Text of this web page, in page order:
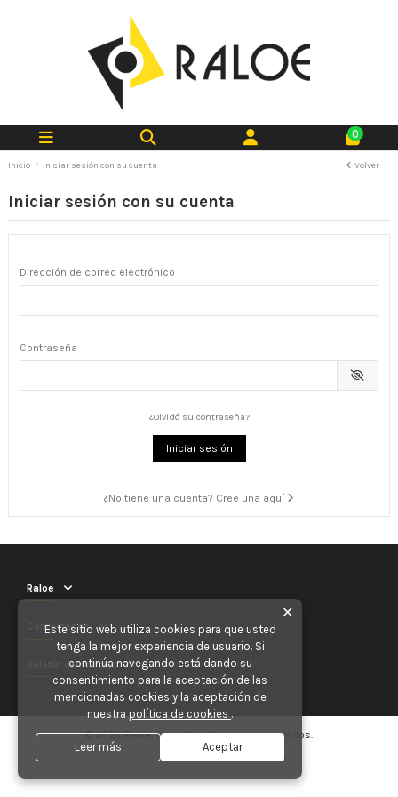
0
Inicio Iniciar sesión con su cuenta Volver
Iniciar sesión con su cuenta
Dirección de correo electrónico
Contraseña
¿Olvidó su contraseña?
Iniciar sesión
¿No tiene una cuenta? Cree una aquí
Raloe
Contáctenos
Boletín de noticias
© 2025 Raloe. Todos los derechos reservados.
✕
Este sitio web utiliza cookies para que usted
tenga la mejor experiencia de usuario. Si
continúa navegando está dando su
consentimiento para la aceptación de las
mencionadas cookies y la aceptación de
nuestra política de cookies .
Leer más Aceptar